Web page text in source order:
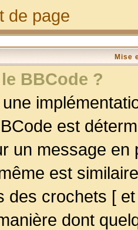
de page
Mise
BBCode ?
est
un message
est
des crochets [
dont